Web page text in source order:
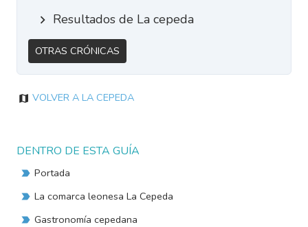
Resultados de La cepeda
Otras Crónicas
Volver a La Cepeda
DENTRO DE ESTA GUÍA
Portada
La comarca leonesa La Cepeda
Gastronomía cepedana